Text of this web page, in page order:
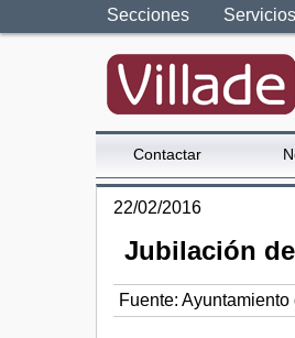
Secciones Servicios
Contactar
22/02/2016
Jubilación
Fuente: Ayuntamiento